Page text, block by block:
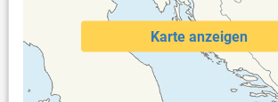
Karte anzeigen